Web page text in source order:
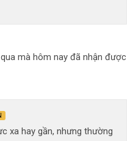
mà hôm nay đã nhận được
xa hay gần, nhưng thường